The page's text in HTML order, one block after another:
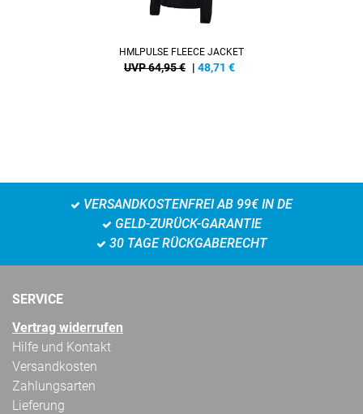
HMLPULSE FLEECE JACKET
UVP 64,95 € | 48,71 €
VERSANDKOSTENFREI AB 99€ IN DE
GELD-ZURÜCK-GARANTIE
30 TAGE RÜCKGABERECHT
SERVICE
Vertrag widerrufen
Hilfe und Kontakt
Versandkosten
Zahlungsarten
Lieferung